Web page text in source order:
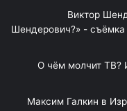
Виктор
Шендерович?» -
«О чём молчит ТВ?
Максим Галкин в